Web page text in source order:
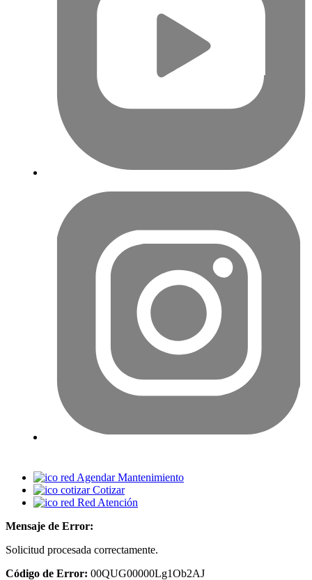
Agendar Mantenimiento
Cotizar
Red Atención
Mensaje de Error:
Solicitud procesada correctamente.
Código de Error: 00QUG00000Lg1Ob2AJ